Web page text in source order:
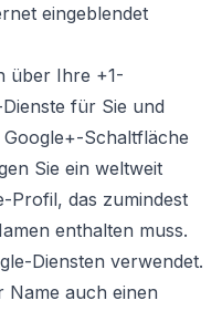
eingeblendet
über Ihre +1-
für Sie und
Schaltfläche
Sie ein weltweit
Profil, das zumindest
enthalten muss.
Diensten verwendet.
Name auch einen